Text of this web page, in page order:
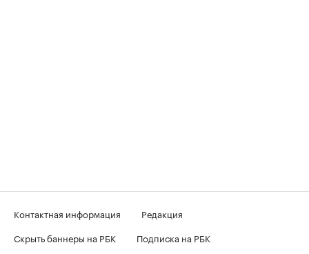
Контактная информация
Редакция
Скрыть баннеры на РБК
Подписка на РБК